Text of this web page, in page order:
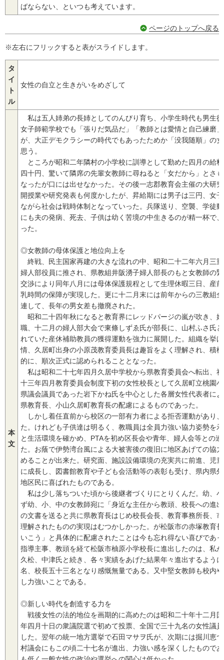
ばならない、といつも考えています。
ページのトップへ戻る
※左右にフリックすると表がスライドします。
タ
イ
ト
ル
女性の自立と生きがいをめざして
本
文
私は五人姉弟の長姉としてのんびり育ち、小学生時代も男生
女子師範学校でも「張りだ気品だ」「教師とは愛情と自己練磨
が、大正デモクラシーの時代でもあったためか「没我随順」の
思う。
ところが昭和二年隣村の小学校に訓導として勤めた四月の給
四十円、驚いて隣席の先輩女教師に尋ねると「女だから」とさ
なったが口には出せなかった。その後一志郡教育会主催の大研
開授業や研究発表も何度かしたが、昇給期には男子は三円、女
ながら社会は戦時体制となっていった。兵隊送り、空襲、学徒
にも夫の発病、死去、子供は幼く苦境の中生きるのが精一杯で
った。
◎女教師の母体保護と地位向上を
終戦、民主国家再建の大きな流れの中、昭和二十二年六月三
婦人部役員に推され、県教組井阪湧子婦人部長のもと女教師の
交渉により同年八月には母体保護規程として生理休暇三日、産
乳時間の保障が実現した。更に十二月末には前年からの三教組
連して、長年の男女差も撤廃された。
昭和二十四年秋になると教育界にレッドパージの嵐が吹き、
職、十二月の婦人部大会で東條しずゑ氏が部長に、山村ふさ氏
れていた産休補助教員の獲得運動を強力に展開した。組織を挙
情、久居町出身の小原茂教育委員長は趣旨をよく理解され、積
的に、順次正式に認められることとなった。
私は昭和二十七年四月久居中学校から県教育委員会へ転出、
十三年四月教育委員会制度下初の女性校長として久居町立桃園
県議会議員であった岩下かね氏を中心とした各層女性代表者に
県教育長、小山久居町教育長の配慮によるものであった。
しかし着任直前から校区の一部有力者による拒否運動があり
た。けれども子供達は明るく、教職員は全員力強い協力姿勢を
と生活環境を確かめ、PTAを初め区長会や青年、婦人会等との
た。お蔭で伊勢湾台風による大被害後の復旧に地区あげての協
めることが出来た。研究面、施設設備環境の充実共に前進、児
に成長し、図書館教育や子ども会活動等の表彰も受け、県内県
地区民に喜ばれたものである。
私は少し落ちついた頃から後継者づくりにとりくんだ。幼、
ず幼、小、中の女教師宛に「身近な主任から教頭、校長への進
の文書を送ると共に県教育長はじめ校長会長、教育事務所長、
理解されたものの実現はむつかしかった。が松阪市の赤塚教育
いこう」と具体的に配慮されたことは今も忘れ得ない喜びであ
指導主事、教頭を経て松阪市柚原小学校長に進出したのは、私
久松、中津氏と続き、各々実績をあげた結果年々進出するよう
名、校長五十三名となり感慨無量である。又中堅女教師も校内
し力強いことである。
◎新しい時代を創造する力を
戦後女性の法的地位を画期的に高めたのは昭和二十年十二月
年四月十日の衆議院選で初めて投票、全国で三十九名の女性議
した。翌年の統一地方選挙で石田マサヲ氏が、次期には掘川恵
村議会にもこの頃二十七名が進出、力強い感を深くしたもので